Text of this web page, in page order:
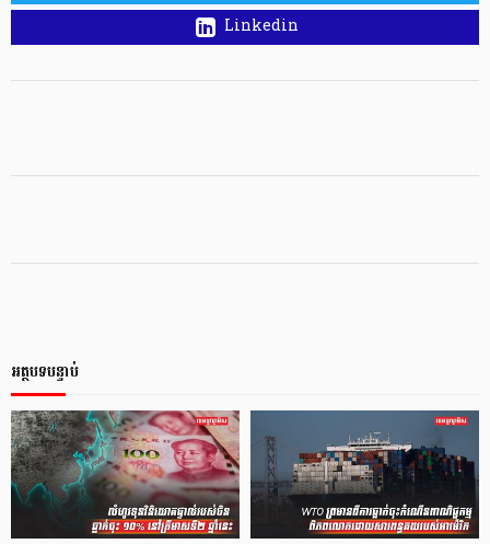
Linkedin
អត្ថបទបន្ទាប់